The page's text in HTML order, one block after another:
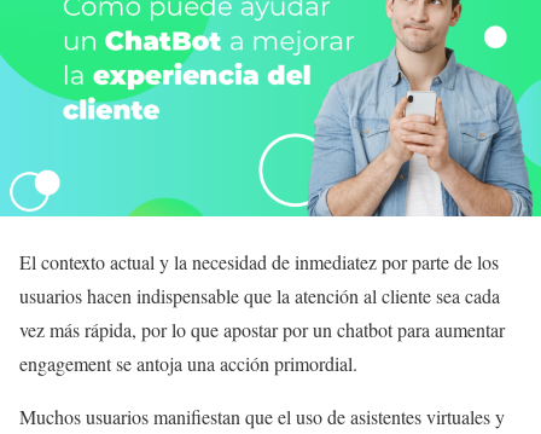
El contexto actual y la necesidad de inmediatez por parte de los
usuarios hacen indispensable que la atención al cliente sea cada
vez más rápida, por lo que apostar por un chatbot para aumentar
engagement se antoja una acción primordial.
Muchos usuarios manifiestan que el uso de asistentes virtuales y